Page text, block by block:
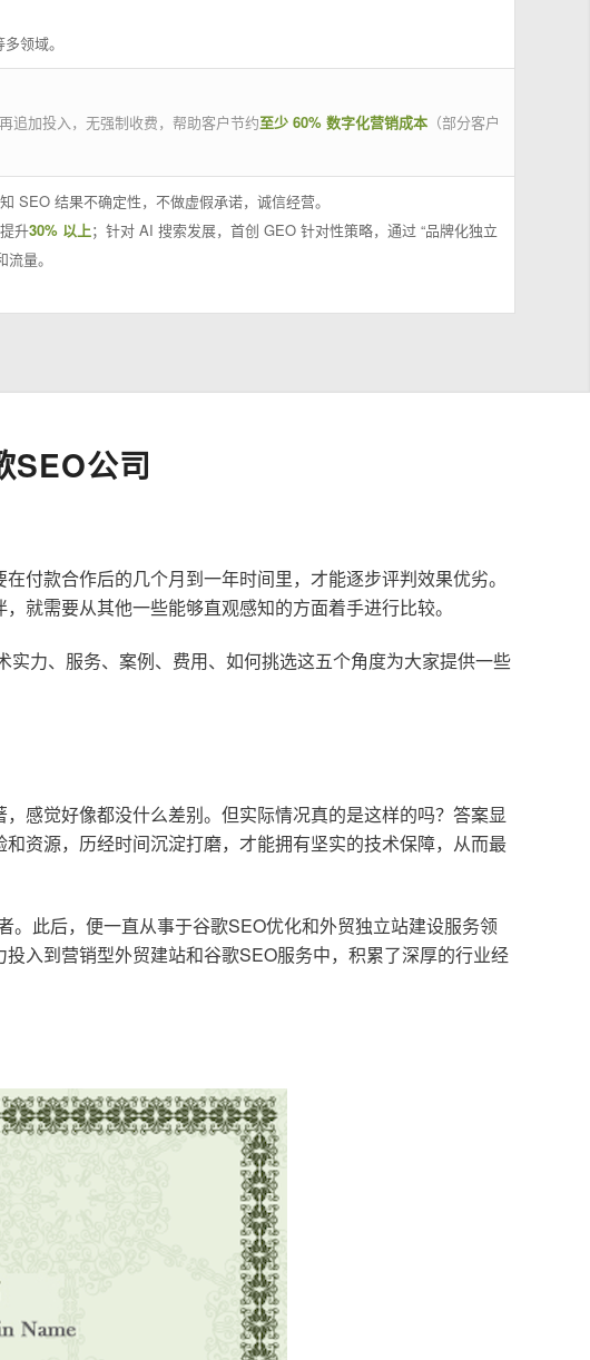
领域。
追加投入，无强制收费，帮助客户节约至少 60% 数字化营销成本 （部分客户
SEO 结果不确定性，不做虚假承诺，诚信经营。
升30% 以上；针对 AI 搜索发展，首创 GEO 针对性策略，通过 “品牌化独立
量。
SEO公司
付款合作后的几个月到一年时间里，才能逐步评判效果优劣。
就需要从其他一些能够直观感知的方面着手进行比较。
力、服务、案例、费用、如何挑选这五个角度为大家提供一些
感觉好像都没什么差别。但实际情况真的是这样的吗？答案显
资源，历经时间沉淀打磨，才能拥有坚实的技术保障，从而最
此后，便一直从事于谷歌SEO优化和外贸独立站建设服务领
入到营销型外贸建站和谷歌SEO服务中，积累了深厚的行业经